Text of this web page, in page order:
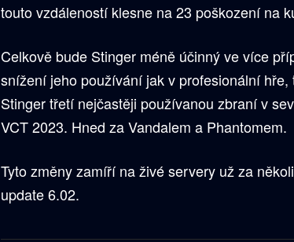
touto vzdáleností klesne na 23 poškození na
Celkově bude Stinger méně účinný ve více
snížení jeho používání jak v profesionální
Stinger třetí nejčastěji používanou zbraní v
VCT 2023. Hned za Vandalem a Phantomem.
Tyto změny zamíří na živé servery už za
update 6.02.